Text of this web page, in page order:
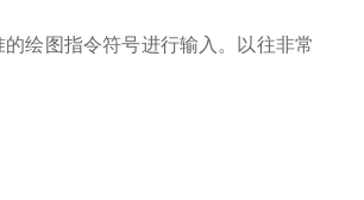
绘图指令符号进行输入。以往非常